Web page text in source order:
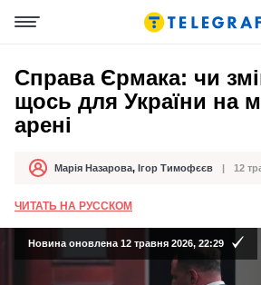
Справа Єрмака: чи
щось для України на
арені
АвторМарія Назарова, Ігор Тимофєєв
Дата публікації 12
ЧИТАТЬ НА РУССКОМ
Новина оновлена 12 травня 2026, 22:29